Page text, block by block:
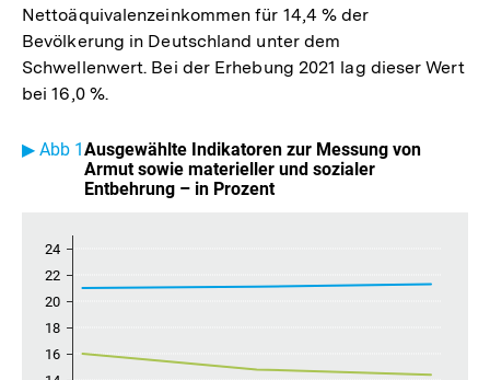
Nettoäquivalenzeinkommen für 14,4 % der
Bevölkerung in Deutschland unter dem
Schwellenwert. Bei der Erhebung 2021 lag dieser Wert
bei 16,0 %.